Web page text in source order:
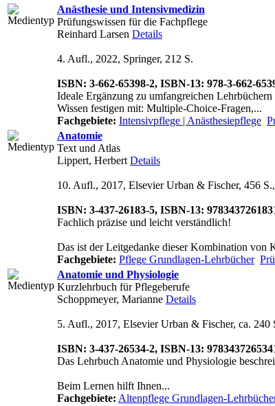
Anästhesie und Intensivmedizin
Prüfungswissen für die Fachpflege
Reinhard Larsen Details
4. Aufl., 2022, Springer, 212 S.
ISBN: 3-662-65398-2, ISBN-13: 978-3-662-
Ideale Ergänzung zu umfangreichen
Wissen festigen mit: Multiple-Choice-Fragen,...
Fachgebiete: Intensivpflege | Anästhesiepflege
Anatomie
Text und Atlas
Lippert, Herbert Details
10. Aufl., 2017, Elsevier Urban & Fischer, 456
ISBN: 3-437-26183-5, ISBN-13:
Fachlich präzise und leicht verständlich!
Das ist der Leitgedanke dieser Kombination von
Fachgebiete: Pflege Grundlagen-Lehrbücher
Anatomie und Physiologie
Kurzlehrbuch für Pflegeberufe
Schoppmeyer, Marianne Details
5. Aufl., 2017, Elsevier Urban & Fischer, ca. 240
ISBN: 3-437-26534-2, ISBN-13:
Das Lehrbuch Anatomie und Physiologie
Beim Lernen hilft Ihnen...
Fachgebiete: Altenpflege Grundlagen-